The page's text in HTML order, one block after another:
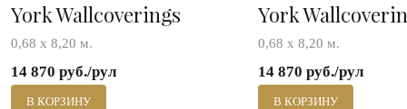
York Wallcoverings
0,68 х 8,20 м.
14 870 руб./рул
В КОРЗИНУ
York
0,68 х 8,20 м.
14 870 руб./рул
В КОРЗИНУ